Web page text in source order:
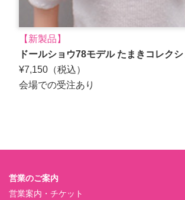
【新製品】
ドールショウ78モデル たまきコレク
¥7,150（税込）
会場での受注あり
営業のご案内
営業案内・チケット